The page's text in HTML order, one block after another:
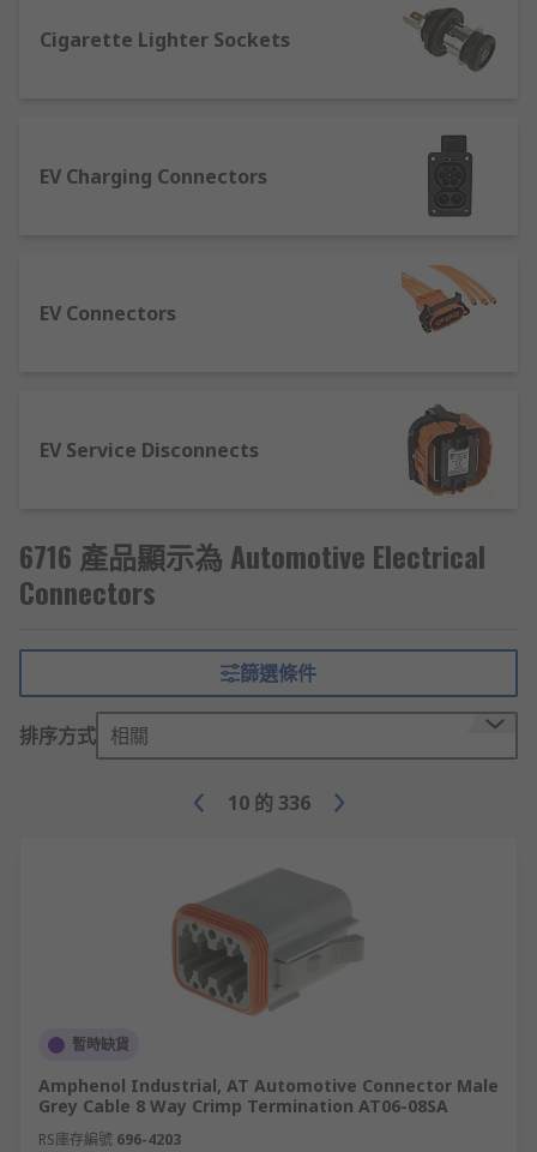
Cigarette Lighter Sockets
EV Charging Connectors
EV Connectors
EV Service Disconnects
6716 產品顯示為 Automotive Electrical
Connectors
篩選條件
排序方式 相關
10 的 336
暫時缺貨
Amphenol Industrial, AT Automotive Connector Male
Grey Cable 8 Way Crimp Termination AT06-08SA
RS庫存編號 696-4203